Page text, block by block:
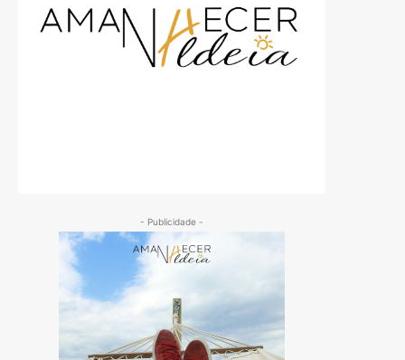
- Publicidade -